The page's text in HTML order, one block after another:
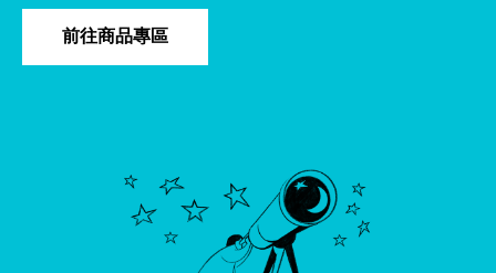
前往商品專區